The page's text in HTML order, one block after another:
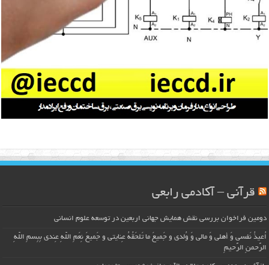
قرآنی – آکادمی رابعی
دومین فراخوان بررسی نقش همایش جهانی اربعین در توسعه علوم انسانی
اُعیذُ نَفسی وَ أهلی وَ مالی وَ وُلدی و جَمیعَ ما تَلحَقُهُ عِنایتی و جَمیعَ نِعَمِ اللّهِ عِندی بِبِسمِ اللّهِ
الرَّحمنِ الرَّحیمِ